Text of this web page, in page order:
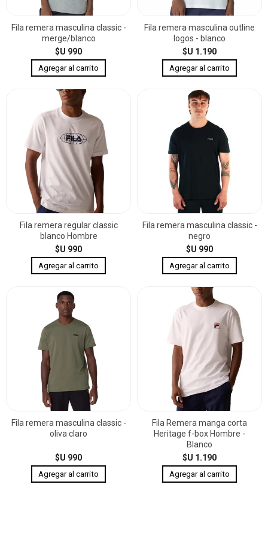
Fila remera masculina classic -
merge/blanco
$U 990
Fila remera masculina outline
logos - blanco
$U 1.190
Fila remera regular classic
blanco Hombre
$U 990
Fila remera masculina classic -
negro
$U 990
Fila remera masculina classic -
oliva claro
$U 990
Fila Remera manga corta
Heritage f-box Hombre -
Blanco
$U 1.190